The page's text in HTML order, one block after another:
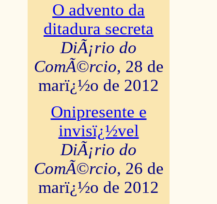
O advento da
ditadura secreta
DiÃ¡rio do
ComÃ©rcio, 28 de
marï¿½o de 2012
Onipresente e
invisï¿½vel
DiÃ¡rio do
ComÃ©rcio, 26 de
marï¿½o de 2012